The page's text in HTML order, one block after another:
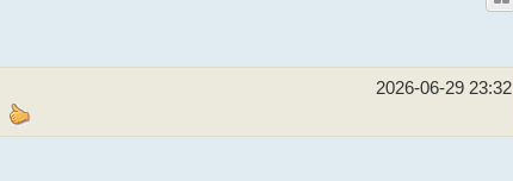
2026-06-29 23:32